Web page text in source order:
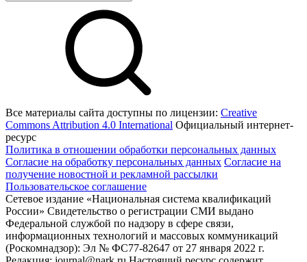
Все материалы сайта доступны по лицензии: Creative
Commons Attribution 4.0 International Официальный интернет-
ресурс
Политика в отношении обработки персональных данных
Согласие на обработку персональных данных Согласие на
получение новостной и рекламной рассылки
Пользовательское соглашение
Сетевое издание «Национальная система квалификаций
России» Свидетельство о регистрации СМИ выдано
Федеральной службой по надзору в сфере связи,
информационных технологий и массовых коммуникаций
(Роскомнадзор): Эл № ФС77-82647 от 27 января 2022 г.